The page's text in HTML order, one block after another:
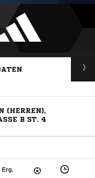
(HERREN),
B ST. 4
Erg.